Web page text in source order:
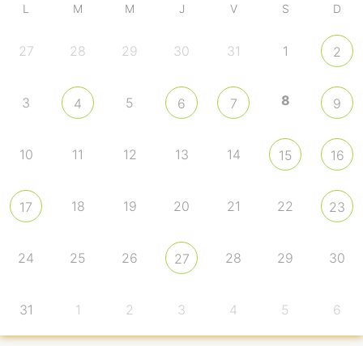
L M M J V S D
27 28 29 30 31 1 2
3 4 5 6 7 8 9
10 11 12 13 14 15 16
17 18 19 20 21 22 23
24 25 26 27 28 29 30
31 1 2 3 4 5 6